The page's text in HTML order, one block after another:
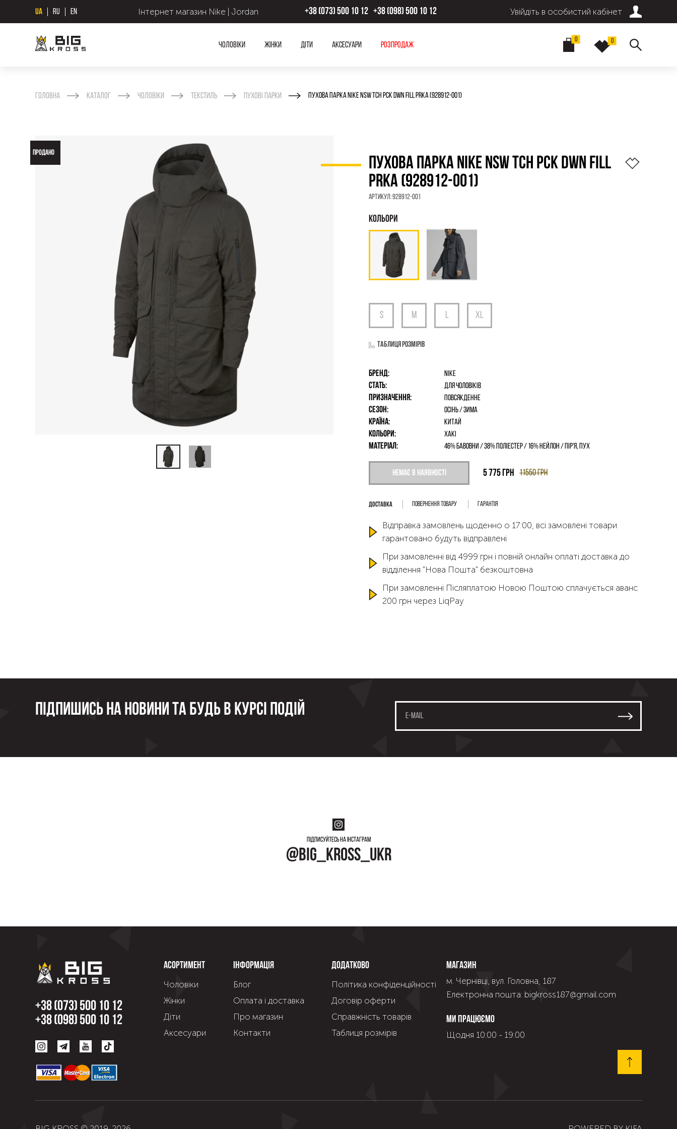
UA RU EN Інтернет магазин Nike | Jordan +38 (073) 500 10 12 +38 (098) 500 10 12 Увійдіть в особистий кабінет
Чоловіки Жінки Діти Аксесуари Розпродаж
0 0
Головна Каталог Чоловіки Текстиль Пухові парки ПУХОВА ПАРКА NIKE NSW TCH PCK DWN FILL PRKA (928912-001)
ПРОДАНО
ПУХОВА ПАРКА NIKE NSW TCH PCK DWN FILL
PRKA (928912-001)
Артикул:928912-001
Таблиця розмірів
Бренд: Nike
Стать: для чоловіків
Призначення: Повсякденне
Сезон: Осінь / Зима
Країна: Китай
Кольори: Хакі
Матеріал: 46% бавовни / 38% поліестер / 16% нейлон / пір'я, пух
Немає в наявності 11550грн
5 775 грн
Повернення товару Гарантія
Відправка замовлень щоденно о 17:00, всі замовлені товари
гарантовано будуть відправлені
При замовленні від 4999 грн і повній онлайн оплаті доставка до
відділення "Нова Пошта" безкоштовна
При замовленні Післяплатою Новою Поштою сплачується аванс
200 грн через LiqPay
Підпишись на новини та будь в курсі подій
Підписуйтесь на інстаграм
@big_kross_ukr
+38 (073) 500 10 12
+38 (098) 500 10 12
Асортимент
Чоловіки
Жінки
Діти
Аксесуари
Інформація
Блог
Оплата і доставка
Про магазин
Контакти
Додатково
Політика конфіденційності
Договір оферти
Справжнiсть товарiв
Таблиця розмірів
Магазин
м. Чернівці, вул. Головна, 187
Електронна пошта: bigkross187@gmail.com
Ми працюємо
Щодня 10:00 - 19:00